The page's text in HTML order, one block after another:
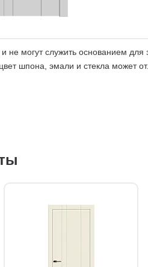
могут служить основанием для
шпона, эмали и стекла может